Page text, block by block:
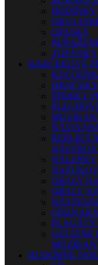
HODINKY
OPASKY
TOPÁNKY
DARČEKOVÉ
HRNČEKY
ŠPERKY
REPLIKY-
NÁLEPKY
OBALY
OBALY
OSTATNÉ
HUDOBNÉ